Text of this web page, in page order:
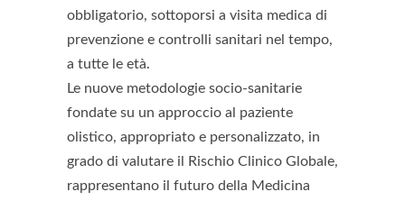
obbligatorio, sottoporsi a visita medica di
prevenzione e controlli sanitari nel tempo,
a tutte le età.
Le nuove metodologie socio-sanitarie
fondate su un approccio al paziente
olistico, appropriato e personalizzato, in
grado di valutare il Rischio Clinico Globale,
rappresentano il futuro della Medicina